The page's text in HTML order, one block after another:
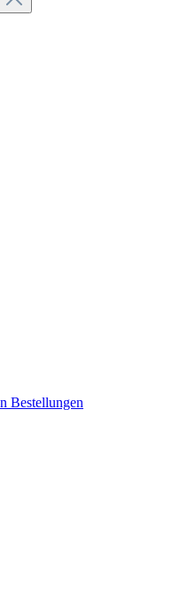
Bestellungen